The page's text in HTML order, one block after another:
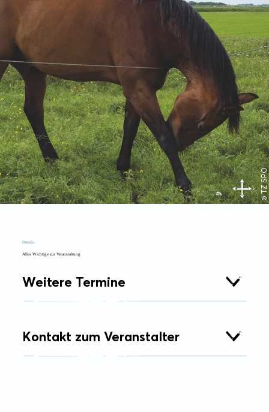
© TZ SPO
Details
Alles Wichtige zur Veranstaltung
Weitere Termine
Kontakt zum Veranstalter